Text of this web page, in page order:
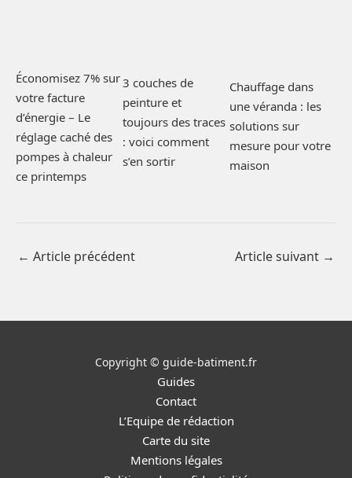
Économisez 7% sur
votre facture
d’énergie – Le
réglage caché des
pompes à chaleur
ce printemps
3 couches de
peinture et
toujours des traces
: voici comment
s’en sortir
Chauffage dans
une véranda : les
solutions sur
mesure pour votre
maison
← Article précédent Article suivant →
Copyright © guide-batiment.fr
Guides
Contact
L’Equipe de rédaction
Carte du site
Mentions légales